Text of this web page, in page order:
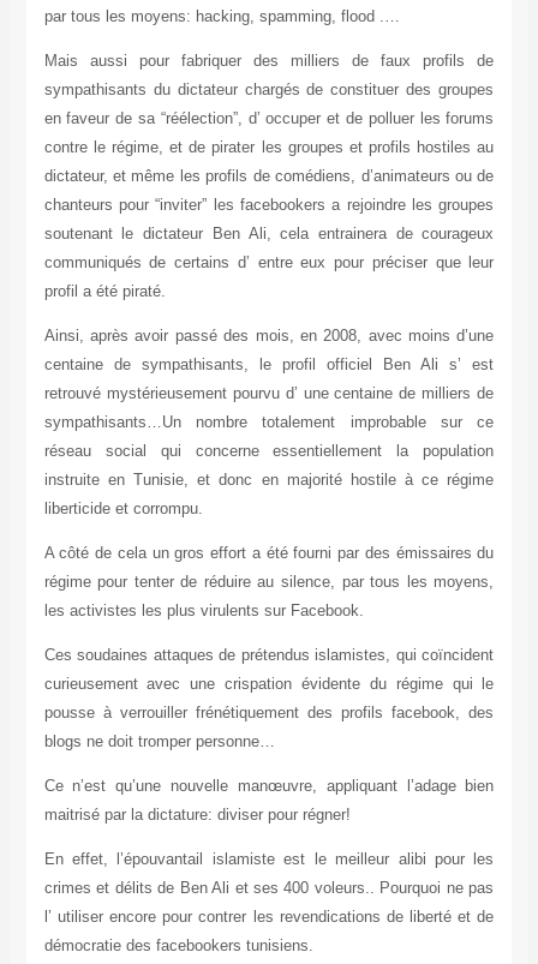
par tous les moyens: hacking, spamming, flood .…
Mais aussi pour fabriquer des milliers de faux profils de
sympathisants du dictateur chargés de constituer des groupes
en faveur de sa “réélection”, d’ occuper et de polluer les forums
contre le régime, et de pirater les groupes et profils hostiles au
dictateur, et même les profils de comédiens, d’animateurs ou de
chanteurs pour “inviter” les facebookers a rejoindre les groupes
soutenant le dictateur Ben Ali, cela entrainera de courageux
communiqués de certains d’ entre eux pour préciser que leur
profil a été piraté.
Ainsi, après avoir passé des mois, en 2008, avec moins d’une
centaine de sympathisants, le profil officiel Ben Ali s’ est
retrouvé mystérieusement pourvu d’ une centaine de milliers de
sympathisants…Un nombre totalement improbable sur ce
réseau social qui concerne essentiellement la population
instruite en Tunisie, et donc en majorité hostile à ce régime
liberticide et corrompu.
A côté de cela un gros effort a été fourni par des émissaires du
régime pour tenter de réduire au silence, par tous les moyens,
les activistes les plus virulents sur Facebook.
Ces soudaines attaques de prétendus islamistes, qui coïncident
curieusement avec une crispation évidente du régime qui le
pousse à verrouiller frénétiquement des profils facebook, des
blogs ne doit tromper personne…
Ce n’est qu’une nouvelle manœuvre, appliquant l’adage bien
maitrisé par la dictature: diviser pour régner!
En effet, l’épouvantail islamiste est le meilleur alibi pour les
crimes et délits de Ben Ali et ses 400 voleurs.. Pourquoi ne pas
l’ utiliser encore pour contrer les revendications de liberté et de
démocratie des facebookers tunisiens.